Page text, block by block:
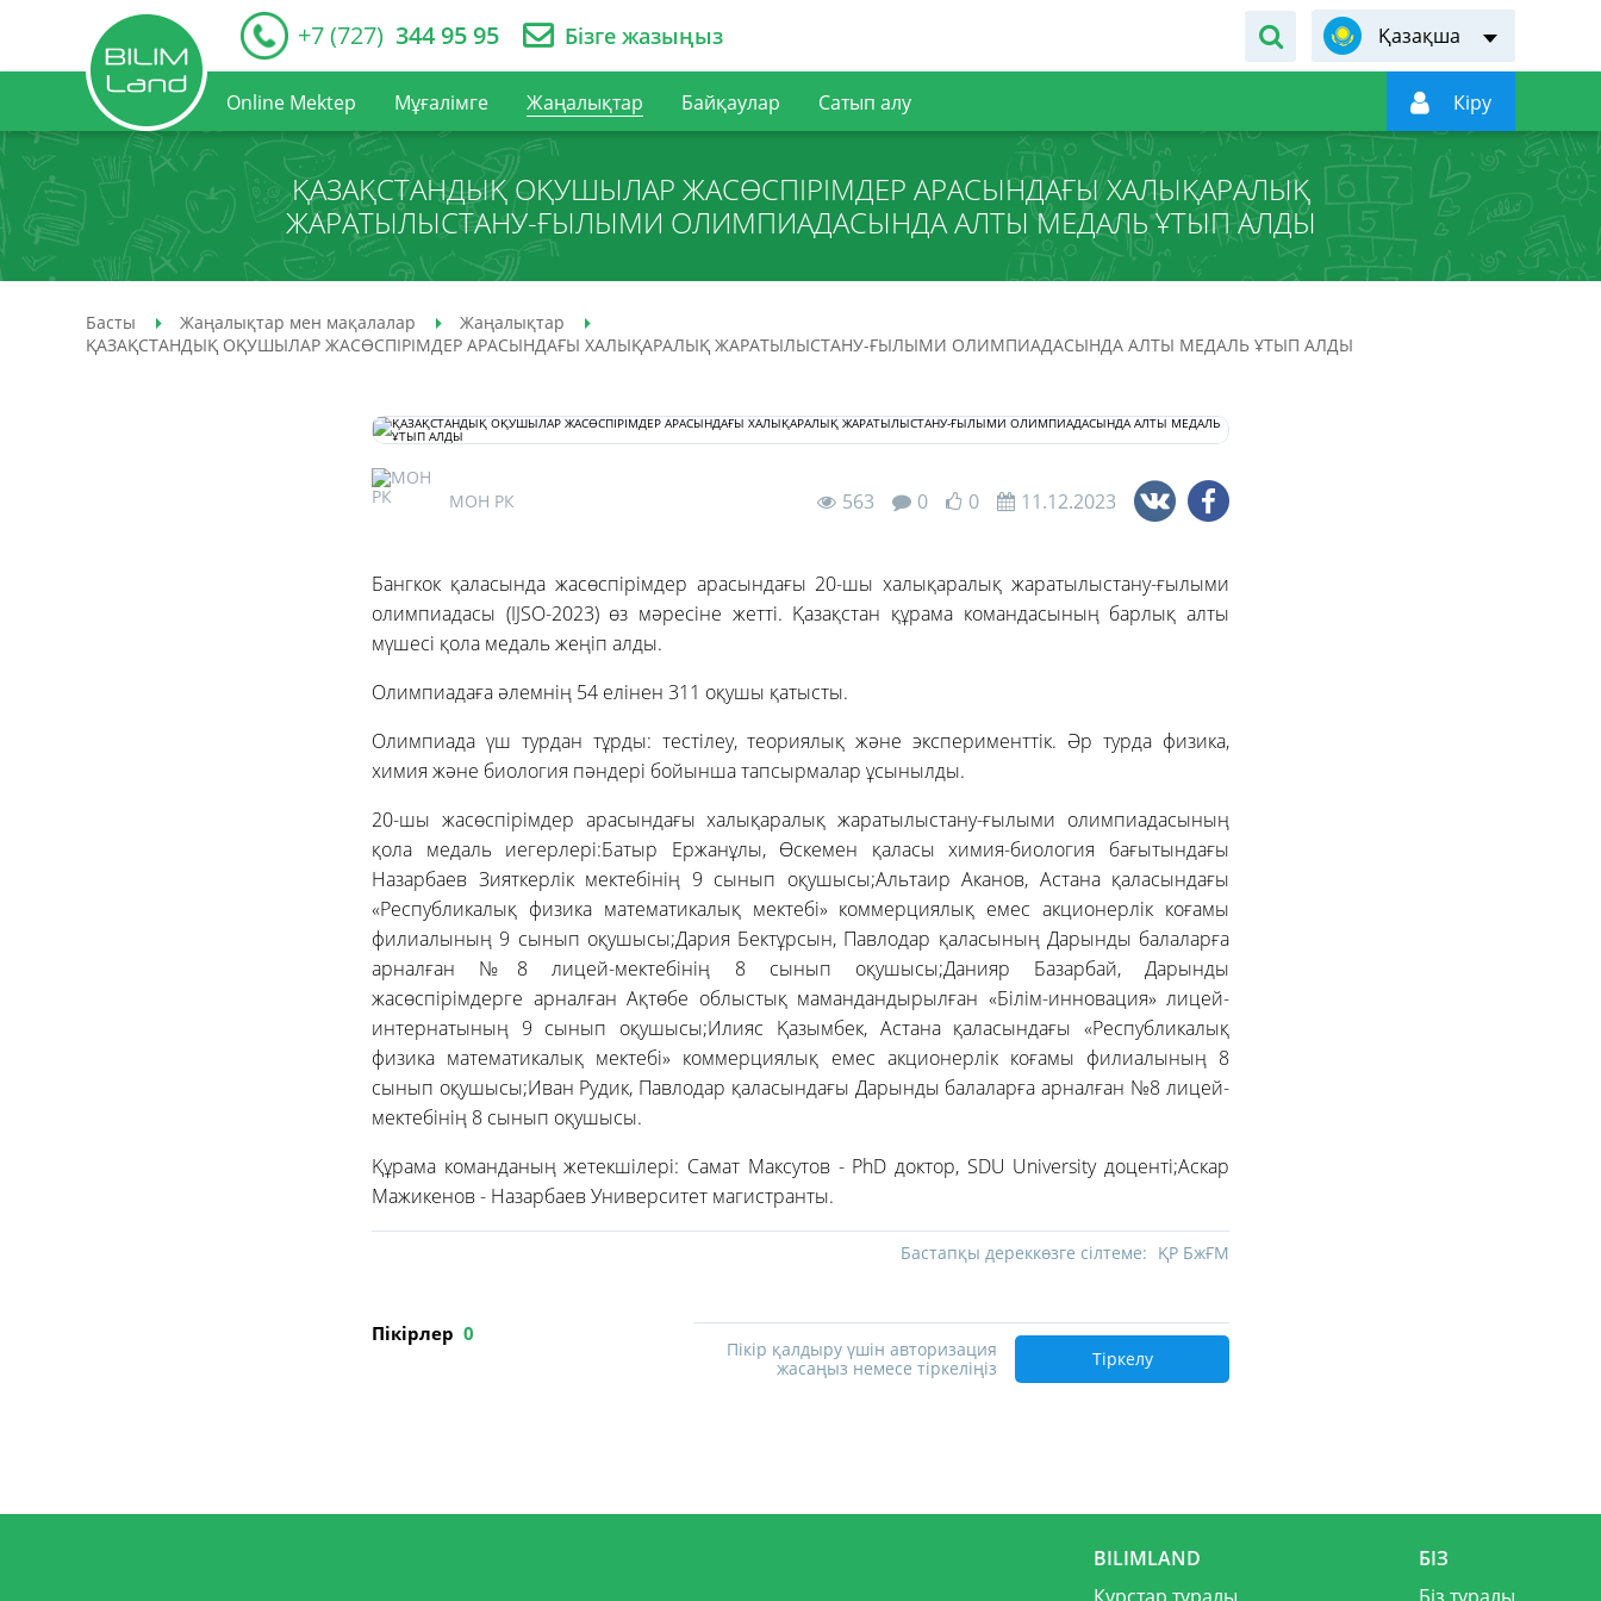
+7 (727) 344 95 95 Бізге жазыңыз Қазақша
Online Mektep Мұғалімге Жаңалықтар Байқаулар Сатып алу  Кiру
ҚАЗАҚСТАНДЫҚ ОҚУШЫЛАР ЖАСӨСПІРІМДЕР АРАСЫНДАҒЫ ХАЛЫҚАРАЛЫҚ
ЖАРАТЫЛЫСТАНУ-ҒЫЛЫМИ ОЛИМПИАДАСЫНДА АЛТЫ МЕДАЛЬ ҰТЫП АЛДЫ
Басты Жаңалықтар мен мақалалар
Жаңалықтар
ҚАЗАҚСТАНДЫҚ ОҚУШЫЛАР ЖАСӨСПІРІМДЕР АРАСЫНДАҒЫ ХАЛЫҚАРАЛЫҚ ЖАРАТЫЛЫСТАНУ-ҒЫЛЫМИ ОЛИМПИАДАСЫНДА АЛТЫ МЕДАЛЬ ҰТЫП АЛДЫ
МОН РК 563 0 0 11.12.2023
Бангкок қаласында жасөспірімдер арасындағы 20-шы халықаралық жаратылыстану-ғылыми
олимпиадасы (IJSO-2023) өз мәресіне жетті. Қазақстан құрама командасының барлық алты
мүшесі қола медаль жеңіп алды.
Олимпиадаға әлемнің 54 елінен 311 оқушы қатысты.
Олимпиада үш турдан тұрды: тестілеу, теориялық және эксперименттік. Әр турда физика,
химия және биология пәндері бойынша тапсырмалар ұсынылды.
20-шы жасөспірімдер арасындағы халықаралық жаратылыстану-ғылыми олимпиадасының
қола медаль иегерлері:Батыр Ержанұлы, Өскемен қаласы химия-биология бағытындағы
Назарбаев Зияткерлік мектебінің 9 сынып оқушысы;Альтаир Аканов, Астана қаласындағы
«Республикалық физика математикалық мектебі» коммерциялық емес акционерлік коғамы
филиалының 9 сынып оқушысы;Дария Бектұрсын, Павлодар қаласының Дарынды балаларға
арналған №8 лицей-мектебінің 8 сынып оқушысы;Данияр Базарбай, Дарынды
жасөспірімдерге арналған Ақтөбе облыстық мамандандырылған «Білім-инновация» лицей-
интернатының 9 сынып оқушысы;Илияс Қазымбек, Астана қаласындағы «Республикалық
физика математикалық мектебі» коммерциялық емес акционерлік коғамы филиалының 8
сынып оқушысы;Иван Рудик, Павлодар қаласындағы Дарынды балаларға арналған №8 лицей-
мектебінің 8 сынып оқушысы.
Құрама команданың жетекшілері: Самат Максутов - PhD доктор, SDU University доценті;Аскар
Мажикенов - Назарбаев Университет магистранты.
Бастапқы дереккөзге сілтеме: ҚР БжҒМ
Пікірлер 0
Пікір қалдыру үшін авторизация
жасаңыз немесе тіркеліңіз
Тіркелу
BILIMLAND
БІЗ